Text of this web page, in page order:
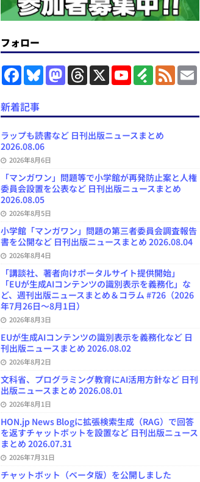
フォロー
F
a
e
b
o
o
k
B
l
k
y
M
a
d
o
n
T
h
d
s
X
Y
o
b
C
n
e
F
e
y
F
e
E
m
新着記事
ラップも読書など 日刊出版ニュースまとめ
2026.08.06
2026年8月6日
「マンガワン」問題等で小学館が再発防止案と人権
委員会設置を公表など 日刊出版ニュースまとめ
2026.08.05
2026年8月5日
小学館「マンガワン」問題の第三者委員会調査報告
書を公開など 日刊出版ニュースまとめ 2026.08.04
2026年8月4日
「講談社、著者向けポータルサイト提供開始」
「EUが生成AIコンテンツの識別表示を義務化」な
ど、週刊出版ニュースまとめ＆コラム #726（2026
年7月26日～8月1日）
2026年8月3日
EUが生成AIコンテンツの識別表示を義務化など 日
刊出版ニュースまとめ 2026.08.02
2026年8月2日
文科省、プログラミング教育にAI活用方針など 日刊
出版ニュースまとめ 2026.08.01
2026年8月1日
HON.jp News Blogに拡張検索生成（RAG）で回答
を返すチャットボットを設置など 日刊出版ニュース
まとめ 2026.07.31
2026年7月31日
チャットボット（ベータ版）を公開しました